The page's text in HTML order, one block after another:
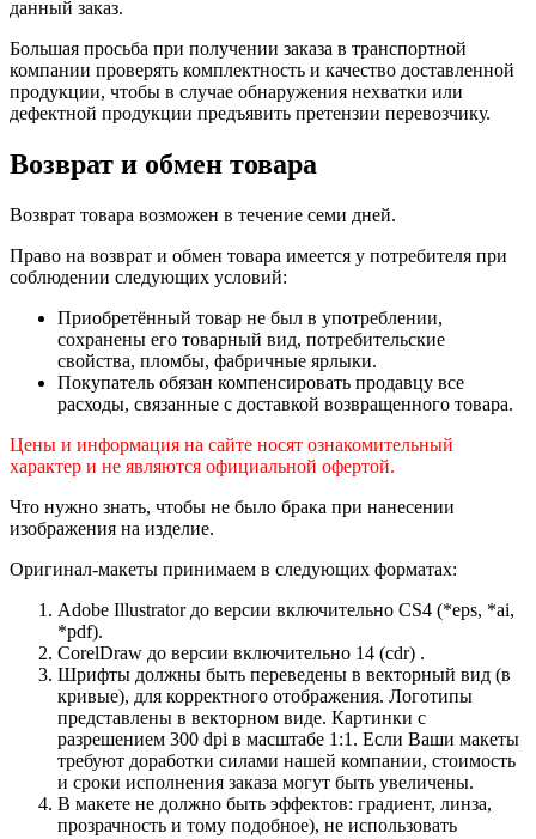
данный заказ.
Большая просьба при получении заказа в транспортной
компании проверять комплектность и качество доставленной
продукции, чтобы в случае обнаружения нехватки или
дефектной продукции предъявить претензии перевозчику.
Возврат и обмен товара
Возврат товара возможен в течение семи дней.
Право на возврат и обмен товара имеется у потребителя при
соблюдении следующих условий:
Приобретённый товар не был в употреблении,
сохранены его товарный вид, потребительские
свойства, пломбы, фабричные ярлыки.
Покупатель обязан компенсировать продавцу все
расходы, связанные с доставкой возвращенного товара.
Цены и информация на сайте носят ознакомительный
характер и не являются официальной офертой.
Что нужно знать, чтобы не было брака при нанесении
изображения на изделие.
Оригинал-макеты принимаем в следующих форматах:
Adobe Illustrator до версии включительно CS4 (*eps, *ai,
*pdf).
CorelDraw до версии включительно 14 (cdr) .
Шрифты должны быть переведены в векторный вид (в
кривые), для корректного отображения. Логотипы
представлены в векторном виде. Картинки с
разрешением 300 dpi в масштабе 1:1. Если Ваши макеты
требуют доработки силами нашей компании, стоимость
и сроки исполнения заказа могут быть увеличены.
В макете не должно быть эффектов: градиент, линза,
прозрачность и тому подобное), не использовать